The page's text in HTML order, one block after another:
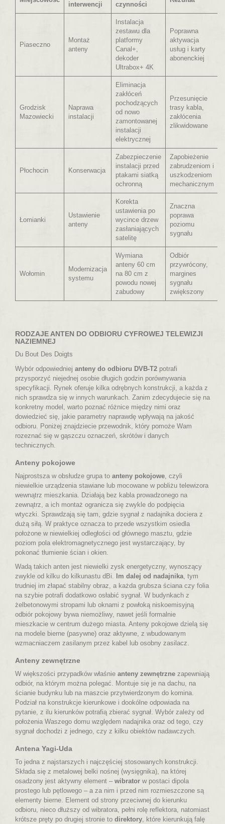
interwencji czynności
Piaseczno
Montaż
anteny
Instalacja
zestawu dla
platformy
Canal+,
dekoder
Ultrabox+ 4K
Poprawna
aktywacja
usług i karty
abonenckiej
Grodzisk
Mazowiecki
Naprawa
instalacji
Eliminacja
zakłóceń
pochodzących
od nowo
zamontowanej
instalacji
elektrycznej
Przesunięcie
trasy kabla,
zakłócenia
zlikwidowane
Płochocin Konserwacja
Zabezpieczenie
instalacji przed
ptakami siatką
ochronną
Zapobieżenie
zabrudzeniom i
uszkodzeniom
mechanicznym
Łomianki
Ustawienie
anteny
Korekta
ustawienia po
wycince drzew
zasłaniających
satelitę
Znaczna
poprawa
poziomu
sygnału
Wołomin
Modernizacja
systemu
Wymiana
anteny 60 cm
na 80 cm z
powodu nowej
zabudowy
Odbiór
przywrócony,
margines
sygnału
zwiększony
RODZAJE ANTEN DO ODBIORU CYFROWEJ TELEWIZJI
NAZIEMNEJ
Du Bout Des Doigts
Wybór odpowiedniej anteny do odbioru DVB-T2 potrafi
przysporzyć niejednej osobie długich godzin porównywania
specyfikacji. Rynek oferuje kilka odrębnych konstrukcji, a każda z
nich sprawdza się w innych warunkach. Zanim zdecydujecie się na
konkretny model, warto poznać różnice między nimi oraz
dowiedzieć się, jakie parametry naprawdę wpływają na jakość
odbioru. Poniżej znajdziecie przewodnik, który pomoże Wam
rozeznać się w gąszczu oznaczeń, skrótów i danych
technicznych.
Anteny pokojowe
Najprostsza w obsłudze grupa to anteny pokojowe , czyli
niewielkie urządzenia stawiane lub mocowane w pobliżu telewizora
wewnątrz mieszkania. Działają bez kabla prowadzonego na
zewnątrz, a ich montaż ogranicza się zwykle do podpięcia
wtyczki. Sprawdzają się tam, gdzie sygnał z nadajnika dociera z
dużą siłą. W praktyce oznacza to przede wszystkim osiedla
położone w niewielkiej odległości od głównego masztu , gdzie
poziom pola elektromagnetycznego jest wystarczający, by
pokonać tłumienie ścian i okien.
Wadą takich anten jest niewielki zysk energetyczny, wynoszący
zwykle od kilku do kilkunastu dBi. Im dalej od nadajnika , tym
trudniej im złapać stabilny obraz, a każda grubsza ściana czy folia
na szybie potrafi dodatkowo osłabić sygnał. W budynkach z
żelbetonowymi stropami lub oknami z powłoką niskoemisyjną
odbiór pokojowy bywa niemożliwy, nawet jeśli formalnie
mieszkacie w centrum dużego miasta. Anteny pokojowe dzielą się
na modele bierne (pasywne) oraz aktywne, z wbudowanym
wzmacniaczem zasilanym przez kabel lub osobny zasilacz.
Anteny zewnętrzne
W większości przypadków właśnie anteny zewnętrzne zapewniają
odbiór, na którym można polegać. Montuje się je na dachu, na
ścianie budynku lub na maszcie przytwierdzonym do komina.
Podział na konstrukcje kierunkowe i dookólne odpowiada na
pytanie, z ilu kierunków potrafią zbierać sygnał. Wybór zależy od
położenia Waszego domu względem nadajnika oraz od tego, czy
sygnał dochodzi z jednego, czy z kilku obiektów nadawczych.
Antena Yagi-Uda
To jedna z najstarszych i najczęściej stosowanych konstrukcji.
Składa się z metalowej belki nośnej (wysięgnika), na której
osadzony jest aktywny element – wibrator w postaci dipola
prostego lub pętlowego – a za nim i przed nim rozmieszczone są
elementy bierne. Element od strony przeciwnej do kierunku
odbioru, nieco dłuższy od wibratora, pełni rolę reflektora, natomiast
krótsze pręty po drugiej stronie to direktory , które kierunkują falę